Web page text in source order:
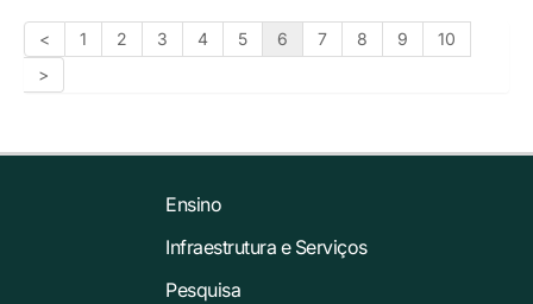
< 1 2 3 4 5 6 7 8 9
10
>
Ensino
Infraestrutura e Serviços
Pesquisa